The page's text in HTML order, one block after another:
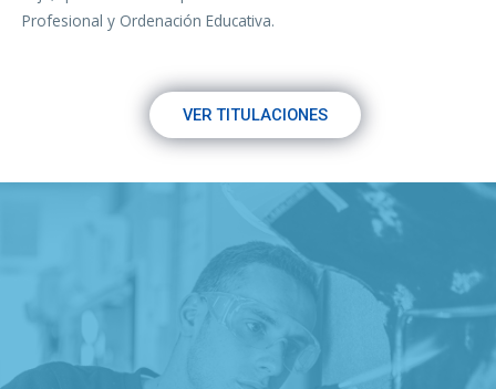
Profesional y Ordenación Educativa.
VER TITULACIONES